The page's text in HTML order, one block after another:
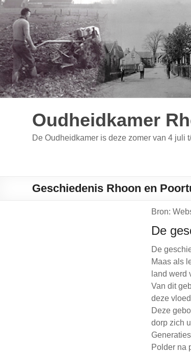
Ga
naar
de
inhoud
Oudheidkamer
De Oudheidkamer is deze zomer van 4 juli
Geschiedenis Rhoon en
Bron:
De
De
Maas als
land werd
Van dit
deze
Deze
dorp zich
Polder na